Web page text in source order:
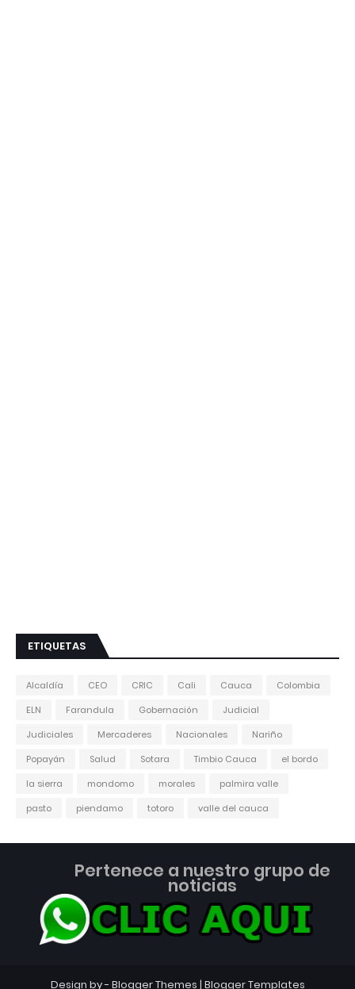
ETIQUETAS
Alcaldía CEO CRIC Cali Cauca
Colombia
ELN
Farandula Gobernación
Judicial
Judiciales
Mercaderes Nacionales
Nariño
Popayán
Salud Sotara Timbio Cauca
el bordo
la sierra
mondomo morales
palmira valle
pasto
piendamo totoro valle del cauca
Pertenece a nuestro grupo de
noticias
Design by - Blogger Themes | Blogger Templates